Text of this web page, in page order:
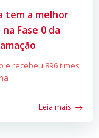
tem a melhor
Fase 0 da
e recebeu 896 times
Leia mais